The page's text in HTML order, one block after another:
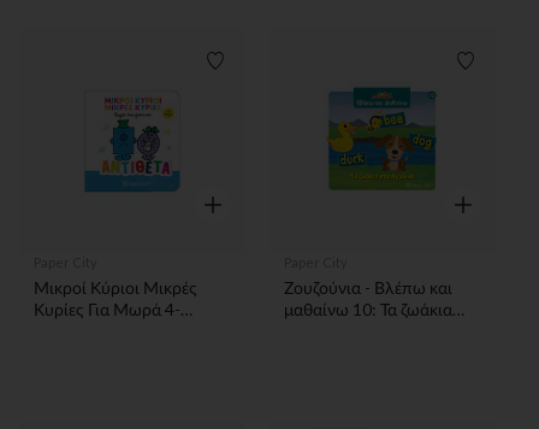
Λίστα προτιμήσεων
Γρήγορη επισκόπηση
Μικροί Κύριοι Μικρές
Κυρίες Για Μωρά 4-
Λίστα
Γρήγορη
Ζουζούνια - Βλέπω και
μαθαίνω 10: Τα ζωάκια